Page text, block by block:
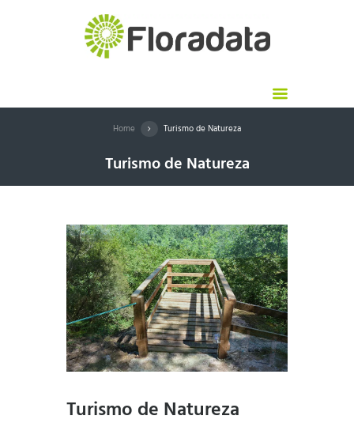
Home Turismo de Natureza
Turismo de Natureza
Turismo de Natureza